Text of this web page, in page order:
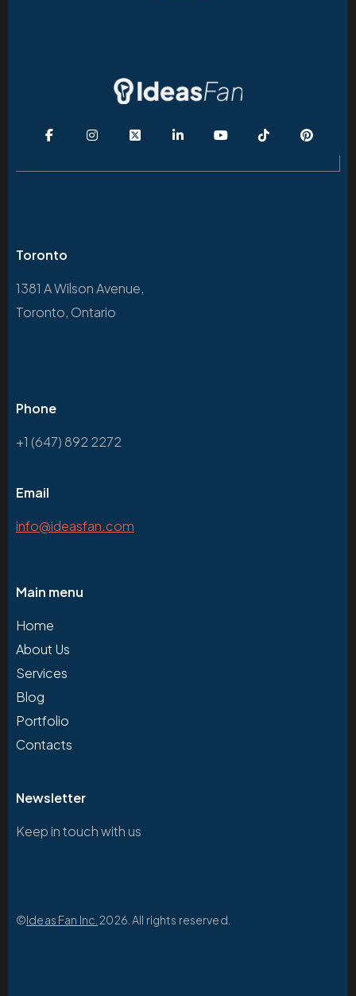
Toronto
1381 A Wilson Avenue,
Toronto, Ontario
Phone
+1 (647) 892 2272
Email
info@ideasfan.com
Main menu
Home
About Us
Services
Blog
Portfolio
Contacts
Newsletter
Keep in touch with us
©Ideas Fan Inc. 2026. All rights reserved.